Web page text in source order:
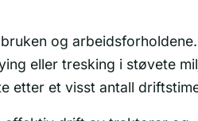
og
eller tresking i støvete
etter et visst antall